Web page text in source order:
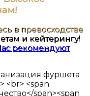
в превосходстве
и кейтерингу!
рекомендуют